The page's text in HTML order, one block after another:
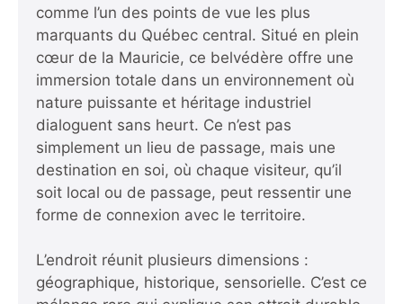
comme l’un des points de vue les plus
marquants du Québec central. Situé en plein
cœur de la Mauricie, ce belvédère offre une
immersion totale dans un environnement où
nature puissante et héritage industriel
dialoguent sans heurt. Ce n’est pas
simplement un lieu de passage, mais une
destination en soi, où chaque visiteur, qu’il
soit local ou de passage, peut ressentir une
forme de connexion avec le territoire.
L’endroit réunit plusieurs dimensions :
géographique, historique, sensorielle. C’est ce